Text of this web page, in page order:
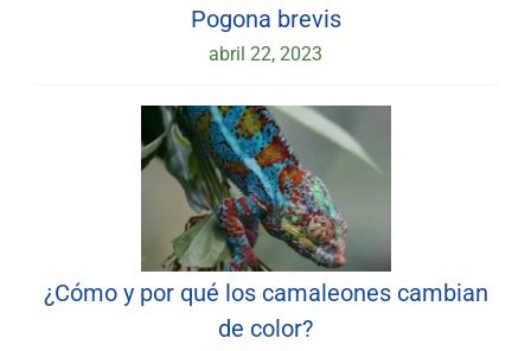
Pogona brevis
abril 22, 2023
¿Cómo y por qué los camaleones cambian
de color?